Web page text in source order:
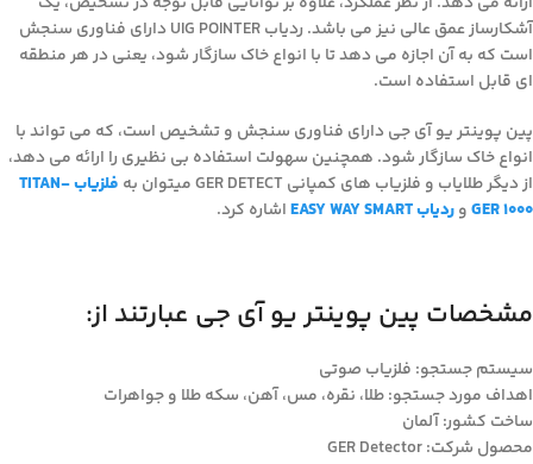
آشکارساز عمق عالی نیز می باشد. ردیاب UIG POINTER دارای فناوری سنجش
است که به آن اجازه می دهد تا با انواع خاک سازگار شود، یعنی در هر منطقه
ای قابل استفاده است.
پین پوینتر یو آی جی دارای فناوری سنجش و تشخیص است، که می تواند با
انواع خاک سازگار شود. همچنین سهولت استفاده بی نظیری را ارائه می دهد،
از دیگر طلایاب و فلزیاب های کمپانی GER DETECT میتوان به
فلزیاب TITAN-
GER 1000وردیاب EASY WAY SMART اشاره کرد.
مشخصات پین پوینتر یو آی جی عبارتند از:
سیستم جستجو: فلزیاب صوتی
اهداف مورد جستجو: طلا، نقره، مس، آهن، سکه طلا و جواهرات
ساخت کشور: آلمان
محصول شرکت: GER Detector